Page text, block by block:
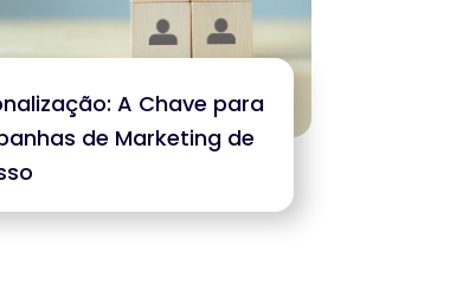
A Chave para
de Marketing de